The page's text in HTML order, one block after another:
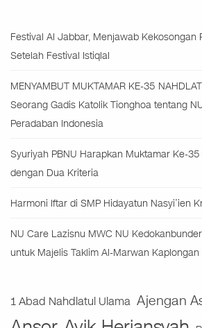
Festival Al Jabbar, Menjawab Kekosongan
Setelah Festival Istiqlal
MENYAMBUT MUKTAMAR KE-35
Seorang Gadis Katolik Tionghoa tentang
Peradaban Indonesia
Syuriyah PBNU Harapkan Muktamar Ke-
dengan Dua Kriteria
Harmoni Iftar di SMP Hidayatun Nasyi’ien
NU Care Lazisnu MWC NU
untuk Majelis Taklim Al-Marwan Kaplongan
1 Abad Nahdlatul Ulama Ajengan